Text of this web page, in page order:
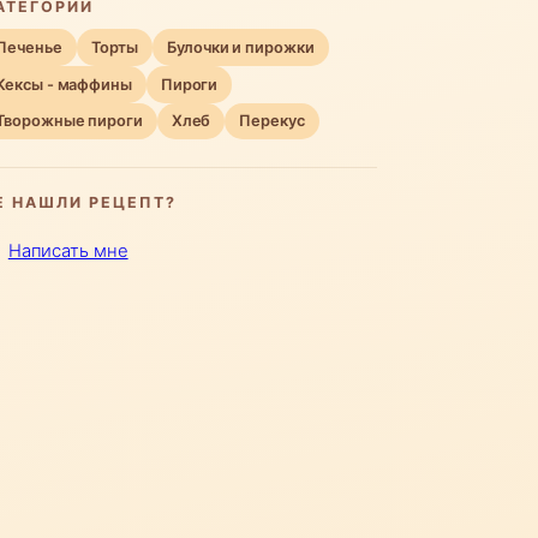
Торты Булочки и пирожки
- маффины Пироги
пироги Хлеб Перекус
НАШЛИ РЕЦЕПТ?
Написать мне